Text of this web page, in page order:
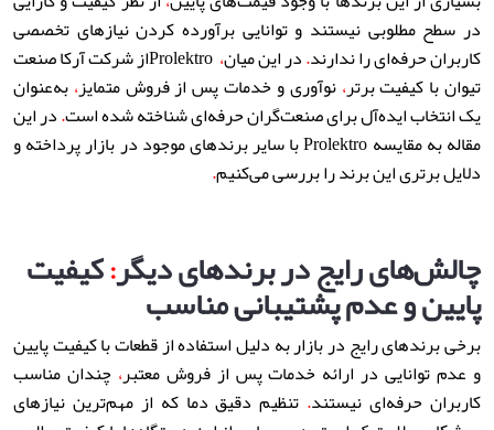
در سطح مطلوبی نیستند و توانایی برآورده کردن نیازهای تخصصی
کاربران حرفه‌ای را ندارند.در این میان، Prolektroاز شرکت آرکا صنعت
تیوان با کیفیت برتر،نوآوری و خدمات پس از فروش متمایز،به‌عنوان
یک انتخاب ایده‌آل برای صنعت‌گران حرفه‌ای شناخته شده است.در این
مقاله به مقایسهProlektroبا سایر برندهای موجود در بازار پرداخته و
دلایل برتری این برند را بررسی می‌کنیم.
چالش‌های رایج در برندهای دیگر:کیفیت
پایین و عدم پشتیبانی مناسب
برخی برندهای رایج در بازار به دلیل استفاده از قطعات با کیفیت پایین
و عدم توانایی در ارائه خدمات پس از فروش معتبر، چندان مناسب
کاربران حرفه‌ای نیستند. تنظیم دقیق دما که از مهم‌ترین نیازهای